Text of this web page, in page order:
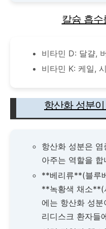
칼슘 흡
비타민 D: 달걀,
비타민 K: 케일,
항산화 성분
항산화 성분은
아주는 역할을 합
**베리류**(블루
**녹황색 채소**(
에는 항산화 성
리디스크 환자들